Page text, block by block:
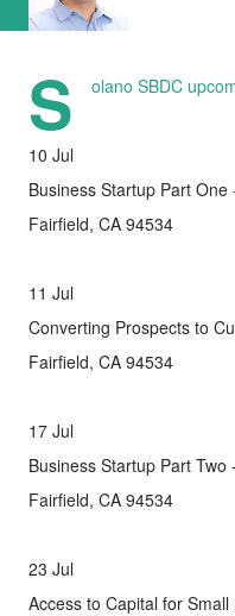
S olano SBDC
10 Jul
Business Startup Part One
Fairfield, CA 94534
11 Jul
Converting Prospects to
Fairfield, CA 94534
17 Jul
Business Startup Part Two
Fairfield, CA 94534
23 Jul
Access to Capital for Small